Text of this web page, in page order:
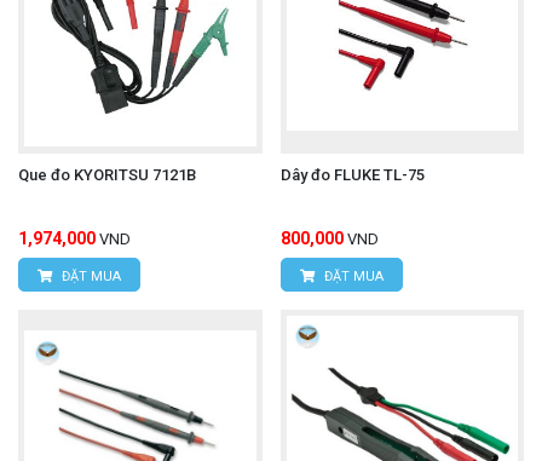
Que đo KYORITSU 7121B
1,974,000 VND
ĐẶT MUA
Dây đo FLUKE TL-75
800,000 VND
ĐẶT MUA